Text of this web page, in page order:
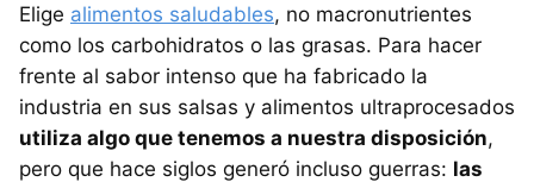
Elige alimentos saludables, no macronutrientes
como los carbohidratos o las grasas. Para hacer
frente al sabor intenso que ha fabricado la
industria en sus salsas y alimentos ultraprocesados
utiliza algo que tenemos a nuestra disposición,
pero que hace siglos generó incluso guerras: las